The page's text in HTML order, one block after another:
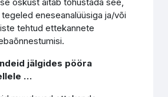
eneseanalüüsiga ja/või
tehtud ettekannete
jälgides pööra
…